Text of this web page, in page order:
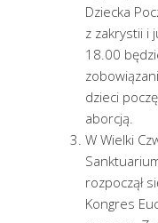
Dziecka
z zakrystii i
18.00
dzieci
aborcją.
W Wielki
rozpoczął
Kongres